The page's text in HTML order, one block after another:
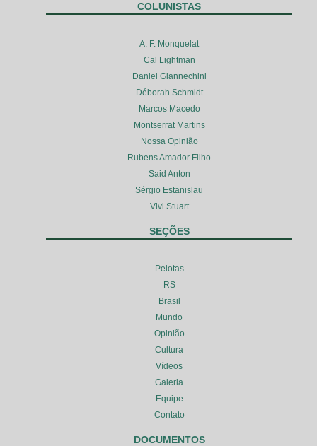
COLUNISTAS
A. F. Monquelat
Cal Lightman
Daniel Giannechini
Déborah Schmidt
Marcos Macedo
Montserrat Martins
Nossa Opinião
Rubens Amador Filho
Said Anton
Sérgio Estanislau
Vivi Stuart
SEÇÕES
Pelotas
RS
Brasil
Mundo
Opinião
Cultura
Vídeos
Galeria
Equipe
Contato
DOCUMENTOS